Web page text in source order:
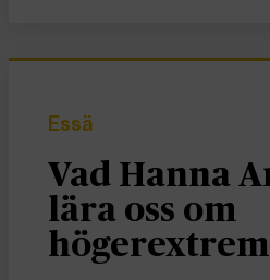
Essä
Vad Hanna
lära oss om